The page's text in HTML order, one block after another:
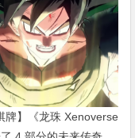
牌】《龙珠 Xenoverse